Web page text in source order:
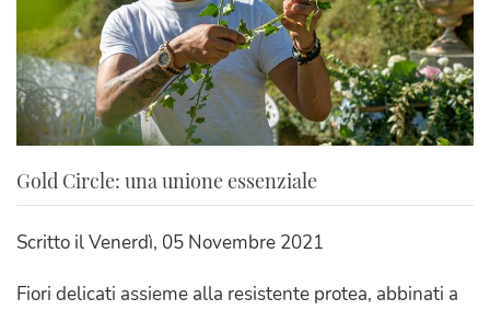
Gold Circle: una unione essenziale
Scritto ilVenerdì, 05 Novembre 2021
Fiori delicati assieme alla resistente protea, abbinati a